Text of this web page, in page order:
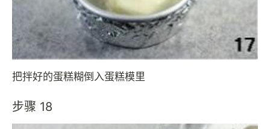
把拌好的蛋糕糊倒入蛋糕模里
步骤 18